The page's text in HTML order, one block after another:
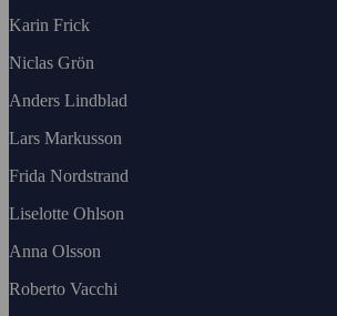
Karin Frick
Niclas Grön
Anders Lindblad
Lars Markusson
Frida Nordstrand
Liselotte Ohlson
Anna Olsson
Roberto Vacchi